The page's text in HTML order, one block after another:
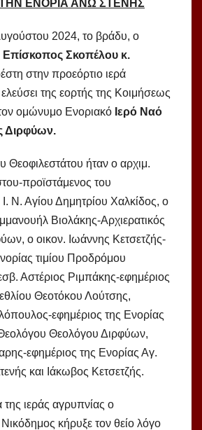
ΕΝΟΡΙΑ ΑΝΩ ΣΤΕΝΗΣ
2024, το βράδυ, ο
Επίσκοπος Σκοπέλου κ.
στην προεόρτιο ιερά
της εορτής της Κοιμήσεως
ομώνυμο Ενοριακό Ιερό Ναό
Διρφύων.
Θεοφιλεστάτου ήταν ο αρχιμ.
προϊστάμενος του
Ι. Ν. Αγίου Δημητρίου Χαλκίδος, ο
Βιολάκης-Αρχιερατικός
ο οικον. Ιωάννης Κετσετζής-
τιμίου Προδρόμου
Αστέριος Ριμπάκης-εφημέριος
Θεοτόκου Λούτσης,
εφημέριος της Ενορίας
Θεολόγου Διρφύων,
εφημέριος της Ενορίας Αγ.
και Ιάκωβος Κετσετζής.
της ιεράς αγρυπνίας ο
κήρυξε τον θείο λόγο